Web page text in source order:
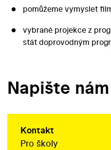
pomůžeme vymyslet
vybrané projekce z
stát doprovodným
Napište nám
Kontakt
Pro školy